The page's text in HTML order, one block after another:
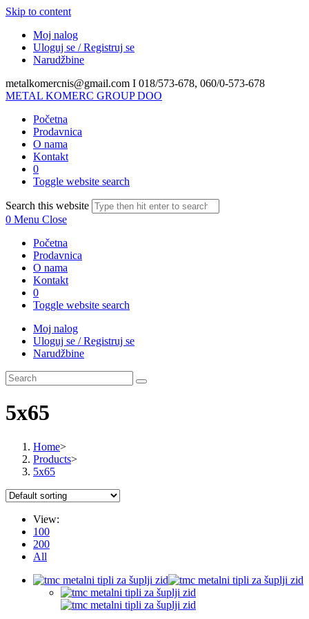
Skip to content
Moj nalog
Uloguj se / Registruj se
Narudžbine
metalkomercnis@gmail.com I 018/573-678, 060/0-573-678
METAL KOMERC GROUP DOO
Početna
Prodavnica
O nama
Kontakt
0
Toggle website search
Search this website
0 Menu Close
Početna
Prodavnica
O nama
Kontakt
0
Toggle website search
Moj nalog
Uloguj se / Registruj se
Narudžbine
5x65
Home>
Products>
5x65
View:
100
200
All